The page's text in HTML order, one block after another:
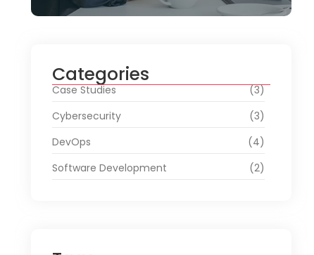
Categories
Case Studies
(3)
Cybersecurity
(3)
DevOps
(4)
Software Development
(2)